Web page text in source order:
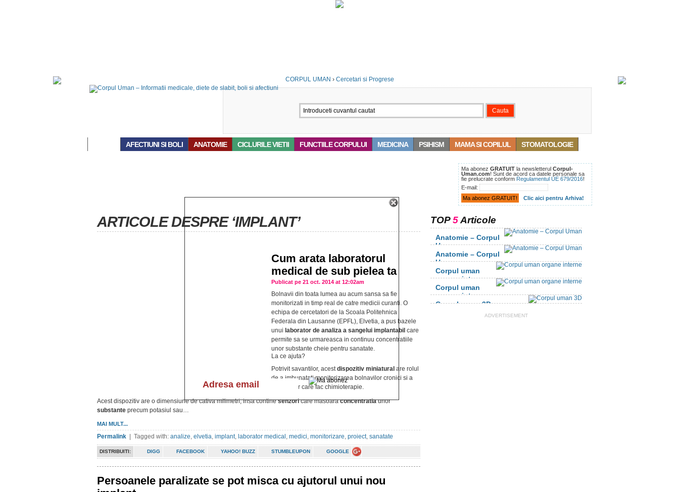
CORPUL UMAN › Cercetari si Progrese
AFECTIUNI SI BOLI ANATOMIE CICLURILE VIETII FUNCTIILE CORPULUI MEDICINA PSIHISM MAMA SI COPILUL STOMATOLOGIE
Ma abonez GRATUIT la newsletterul Corpul-
Uman.com! Sunt de acord ca datele personale sa
fie prelucrate conform Regulamentul UE 679/2016!
E-mail:
Clic aici pentru Arhiva!
ARTICOLE DESPRE ‘IMPLANT’
Cum arata laboratorul
medical de sub pielea ta
Publicat pe 21 oct. 2014 at 12:02am
Bolnavii din toata lumea au acum sansa sa fie
monitorizati in timp real de catre medicii curanti. O
echipa de cercetatori de la Scoala Politehnica
Federala din Lausanne (EPFL), Elvetia, a pus bazele
unui laborator de analiza a sangelui implantabil care
permite sa se urmareasca in continuu concentratiile
unor substante cheie pentru sanatate.
La ce ajuta?
Potrivit savantilor, acestdispozitiv miniatural are rolul
de a imbunatati monitorizarea bolnavilor cronici si a
pacientilor care fac chimioterapie.
Acest dispozitiv are o dimensiune de cativa milimetri, insa continesenzoricare masoaraconcentratiaunor
substante precum potasiul sau…
MAI MULT...
Permalink | Tagged with: analize, elvetia, implant, laborator medical , medici, monitorizare, proiect, sanatate
DISTRIBUITI: DIGG FACEBOOK YAHOO! BUZZ STUMBLEUPON GOOGLE
Persoanele paralizate se pot misca cu ajutorul unui nou
TOP5Articole
Anatomie – Corpul
Uman
Anatomie – Corpul
Uman
Corpul uman
organe interne
Corpul uman
organe interne
Corpul uman 3D
ADVERTISEMENT